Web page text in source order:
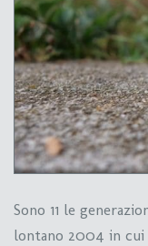
Sono 11 le
lontano 2004 in cui